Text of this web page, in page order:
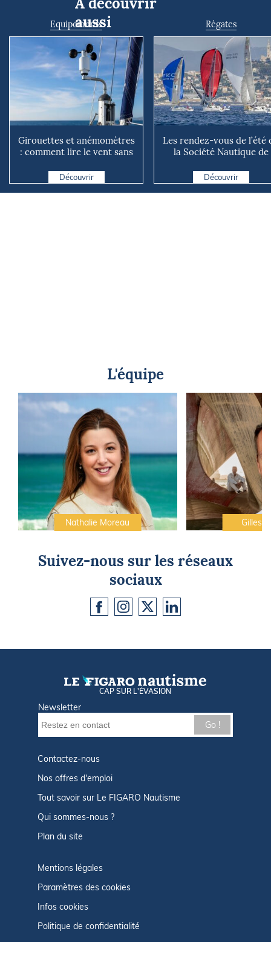
aussi
Equipements
Girouettes et anémomètres
: comment lire le vent sans
Découvrir
Régates
Les rendez-vous de l’été
la Société Nautique de
Découvrir
L'équipe
Nathalie Moreau Gilles
Suivez-nous sur les réseaux
sociaux
CAP SUR L'ÉVASION
Newsletter
Go !
Contactez-nous
Nos offres d'emploi
Tout savoir sur Le FIGARO Nautisme
Qui sommes-nous ?
Plan du site
Mentions légales
Paramètres des cookies
Infos cookies
Politique de confidentialité
CGU